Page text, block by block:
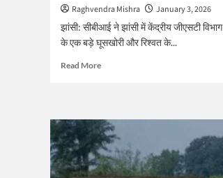
Raghvendra Mishra
January 3, 2026
झांसी: सीबीआई ने झांसी में केंद्रीय जीएसटी विभाग
के एक बड़े घूसखोरी और रिश्वत के...
Read MoreRead
घूस
कांड:
डिप्टी
कमिश्नर